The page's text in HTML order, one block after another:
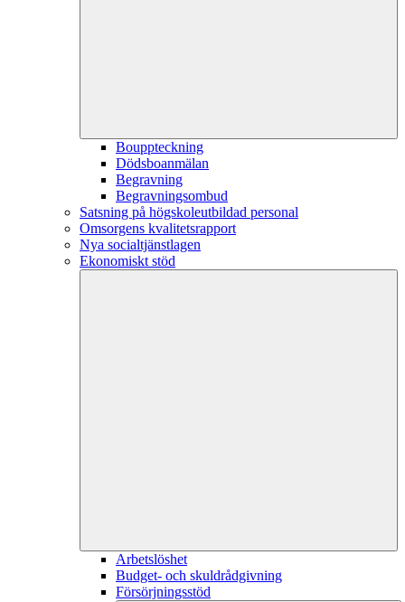
Bouppteckning
Dödsboanmälan
Begravning
Begravningsombud
Satsning på högskoleutbildad personal
Omsorgens kvalitetsrapport
Nya socialtjänstlagen
Ekonomiskt stöd
Arbetslöshet
Budget- och skuldrådgivning
Försörjningsstöd